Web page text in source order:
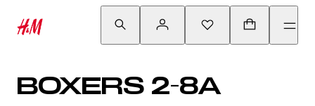
BOXERS 2-8A